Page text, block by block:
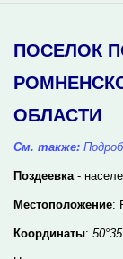
ПОСЕЛОК
ОБЛАСТИ
См. также:
Поздеевка-
Местоположение:
Координаты: